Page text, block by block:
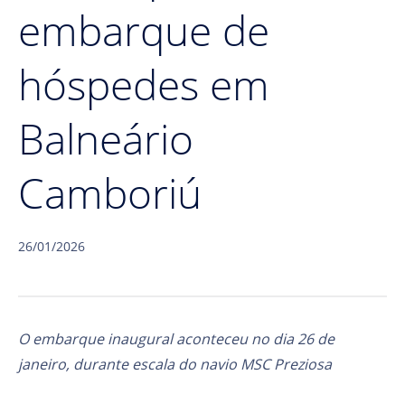
embarque de
hóspedes em
Balneário
Camboriú
26/01/2026
O embarque inaugural aconteceu no dia 26 de
janeiro, durante escala do navio MSC Preziosa